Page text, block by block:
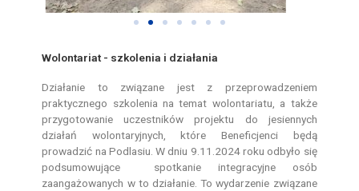
Wolontariat - szkolenia i działania
Działanie to związane jest z przeprowadzeniem
praktycznego szkolenia na temat wolontariatu, a także
przygotowanie uczestników projektu do jesiennych
działań wolontaryjnych, które Beneficjenci będą
prowadzić na Podlasiu. W dniu 9.11.2024 roku odbyło się
podsumowujące spotkanie integracyjne osób
zaangażowanych w to działanie. To wydarzenie związane